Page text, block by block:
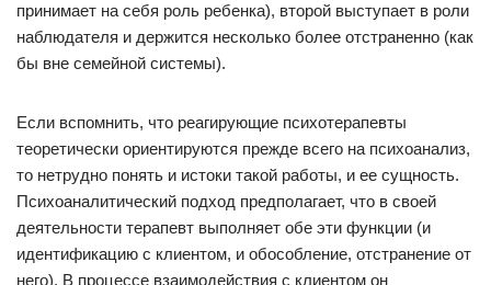
принимает на себя роль ребенка), второй выступает в роли
наблюдателя и держится несколько более отстраненно (как
бы вне семейной системы).
Если вспомнить, что реагирующие психотерапевты
теоретически ориентируются прежде всего на психоанализ,
то нетрудно понять и истоки такой работы, и ее сущность.
Психоаналитический подход предполагает, что в своей
деятельности терапевт выполняет обе эти функции (и
идентификацию с клиентом, и обособление, отстранение от
него). В процессе взаимодействия с клиентом он